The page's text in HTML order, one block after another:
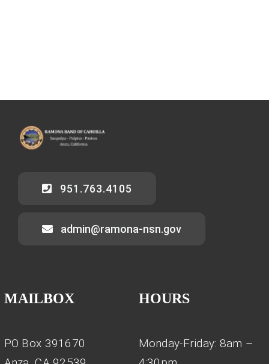
951.763.4105
admin@ramona-nsn.gov
MAILBOX
PO Box 391670
HOURS
Monday-Friday: 8am –